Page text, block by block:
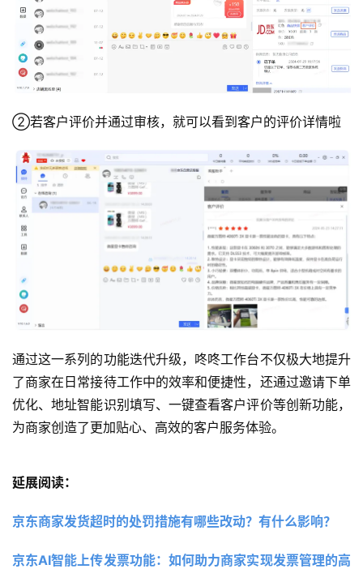
②若客户评价并通过审核，就可以看到客户的评价详情啦
通过这一系列的功能迭代升级，咚咚工作台不仅极大地提升
了商家在日常接待工作中的效率和便捷性，还通过邀请下单
优化、地址智能识别填写、一键查看客户评价等创新功能，
为商家创造了更加贴心、高效的客户服务体验。
延展阅读：
京东商家发货超时的处罚措施有哪些改动？有什么影响？
京东AI智能上传发票功能：如何助力商家实现发票管理的高